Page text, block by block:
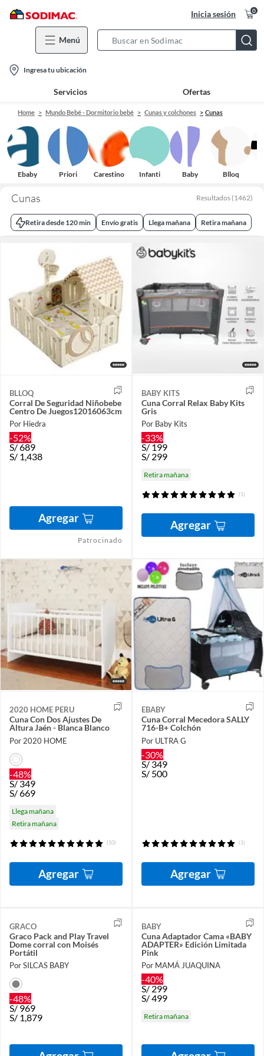
Inicia sesión 0
Menú
Bar
location-
icon
Ingresa tu ubicación
Servicios Ofertas
Home Mundo Bebé - Dormitorio bebé Cunas y colchones Cunas
Ebaby Priori Carestino Infanti Baby Blloq
Cunas Resultados (1462)
Retira desde 120 min Envío gratis Llega mañana Retira mañana
BLLOQ
Corral De Seguridad Niñobebe
Centro De Juegos12016063cm
Por Hiedra
-52%
S/689
S/ 1,438
Agregar
Patrocinado
BABY KITS
Cuna Corral Relax Baby Kits
Gris
Por Baby Kits
-33%
S/ 199
S/ 299
Retira mañana
(1)
Agregar
2020 HOME PERU
Cuna Con Dos Ajustes De
Altura Jaén - Blanca Blanco
Por 2020 HOME
-48%
S/349
S/669
Llega mañana
Retira mañana
(10)
Agregar
EBABY
Cuna Corral Mecedora SALLY
716-B+ Colchón
Por ULTRA G
-30%
S/349
S/ 500
(1)
Agregar
GRACO
Graco Pack and Play Travel
Dome corral con Moisés
Portátil
Por SILCAS BABY
-48%
S/969
S/ 1,879
BABY
Cuna Adaptador Cama «BABY
ADAPTER» Edición Limitada
Pink
Por MAMÁ JUAQUINA
-40%
S/299
S/499
Retira mañana